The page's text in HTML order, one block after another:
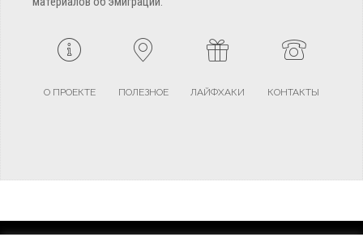
О ПРОЕКТЕ ПОЛЕЗНОЕ ЛАЙФХАКИ КОНТАКТЫ